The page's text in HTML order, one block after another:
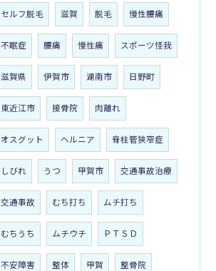
セルフ脱毛 滋賀 脱毛 慢性腰痛
不眠症 腰痛 慢性痛 スポーツ怪我
滋賀県 伊賀市 湖南市 日野町
東近江市 接骨院 肉離れ
オスグット ヘルニア 脊柱管狭窄症
しびれ うつ 甲賀市 交通事故治療
交通事故 むち打ち ムチ打ち
むちうち ムチウチ ＰＴＳＤ
不安障害 整体 甲賀 整骨院